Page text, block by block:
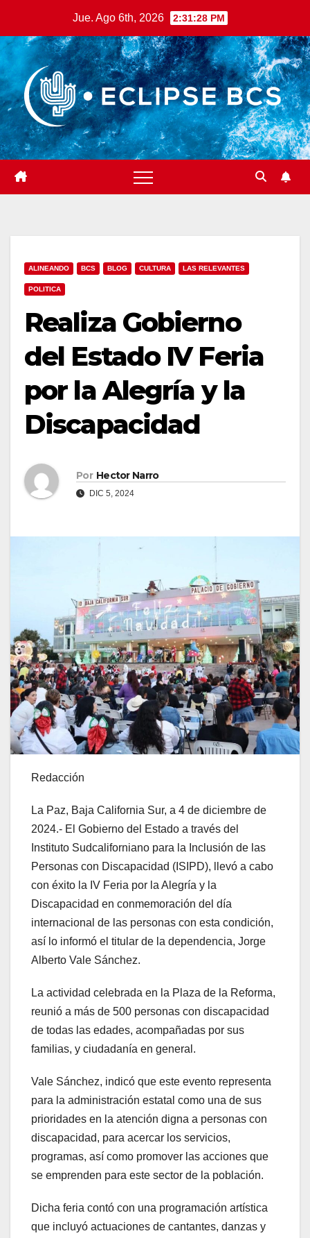
contenido
Jue. Ago 6th, 2026 2:31:29 PM
ALINEANDO BCS BLOG CULTURA LAS RELEVANTES
POLITICA
Realiza Gobierno
del Estado IV Feria
por la Alegría y la
Discapacidad
Por Hector Narro
DIC 5, 2024
Redacción
La Paz, Baja California Sur, a 4 de diciembre de
2024.- El Gobierno del Estado a través del
Instituto Sudcaliforniano para la Inclusión de las
Personas con Discapacidad (ISIPD), llevó a cabo
con éxito la IV Feria por la Alegría y la
Discapacidad en conmemoración del día
internacional de las personas con esta condición,
así lo informó el titular de la dependencia, Jorge
Alberto Vale Sánchez.
La actividad celebrada en la Plaza de la Reforma,
reunió a más de 500 personas con discapacidad
de todas las edades, acompañadas por sus
familias, y ciudadanía en general.
Vale Sánchez, indicó que este evento representa
para la administración estatal como una de sus
prioridades en la atención digna a personas con
discapacidad, para acercar los servicios,
programas, así como promover las acciones que
se emprenden para este sector de la población.
Dicha feria contó con una programación artística
que incluyó actuaciones de cantantes, danzas y